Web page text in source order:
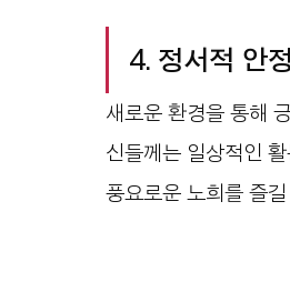
4. 정서적 안
새로운 환경을 통해
신들께는 일상적인
풍요로운 노희를 즐길